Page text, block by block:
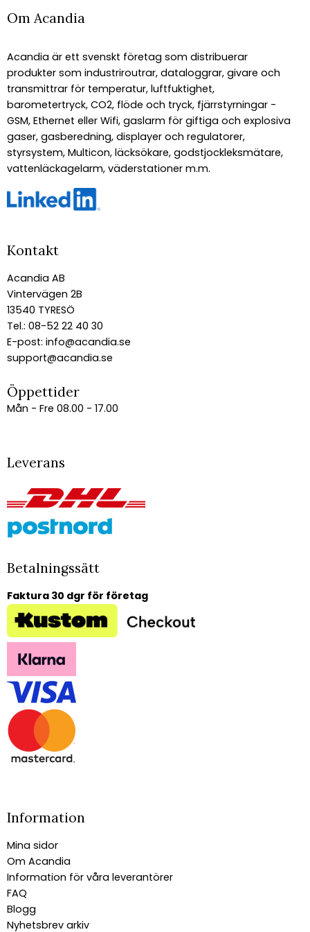
Om Acandia
Acandia är ett svenskt företag som distribuerar
produkter som industriroutrar, dataloggrar, givare och
transmittrar för temperatur, luftfuktighet,
barometertryck, CO2, flöde och tryck, fjärrstyrningar -
GSM, Ethernet eller Wifi, gaslarm för giftiga och explosiva
gaser, gasberedning, displayer och regulatorer,
styrsystem, Multicon, läcksökare, godstjockleksmätare,
vattenläckagelarm, väderstationer m.m.
Kontakt
Acandia AB
Vintervägen 2B
13540 TYRESÖ
Tel.: 08-52 22 40 30
E-post: info@acandia.se
support@acandia.se
Öppettider
Mån - Fre 08.00 - 17.00
Leverans
Betalningssätt
Faktura 30 dgr för företag
Information
Mina sidor
Om Acandia
Information för våra leverantörer
FAQ
Blogg
Nyhetsbrev arkiv